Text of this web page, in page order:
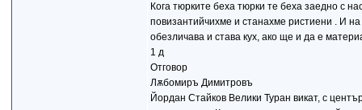
Кога тюрките беха тюрки те беха заедно с
повизантийчихме и станахме ристиени . И
обезличава и става кух, ако ще и да е
1 д
Отговор
Лѫбомиръ Димитровъ
Йордан Стайков Велики Туран викат, с